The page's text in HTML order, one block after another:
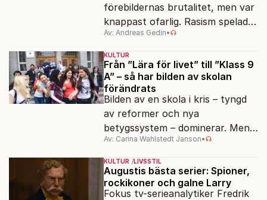
förebildernas brutalitet, men var
knappast ofarlig. Rasism spelades
ned i förmån för "kultur". Känns
det igen?
Av: Andreas Gedin•
KULTUR
Från ”Lära för livet” till ”Klass 9
A” – så har bilden av skolan
förändrats
Bilden av en skola i kris – tyngd
av reformer och nya
betygssystem – dominerar. Men
vem äger berättelsen om skolan?
Av: Carina Wahlstedt Janson•
KULTUR LIVSSTIL
Augustis bästa serier: Spioner,
rockikoner och galne Larry
Fokus tv-serieanalytiker Fredrik